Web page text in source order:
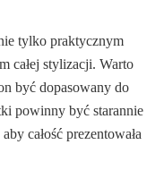
tylko praktycznym
całej stylizacji. Warto
być dopasowany do
powinny być starannie
całość prezentowała